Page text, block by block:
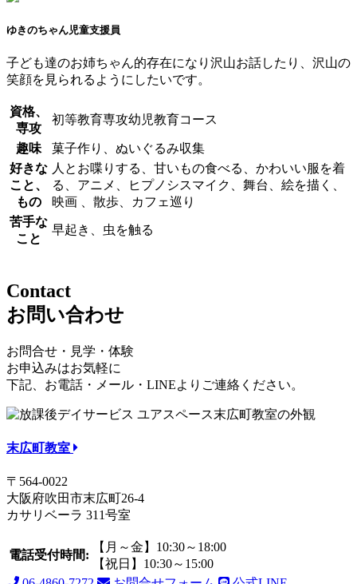
ゆきのちゃん児童支援員
子ども達のお姉ちゃん的存在になり沢山お話したり、沢山の
笑顔を見られるようにしたいです。
資格、
専攻
初等教育専攻幼児教育コース
趣味
菓子作り、ぬいぐるみ収集
好きな
こと、
もの
人とお喋りする、甘いもの食べる、かわいい服を着
る、アニメ、ヒプノシスマイク、舞台、絵を描く、
映画 、散歩、カフェ巡り
苦手な
こと
早起き、虫を触る
Contact
お問い合わせ
お問合せ・見学・体験
お申込みはお気軽に
下記、お電話・メール・LINEよりご連絡ください。
末広町教室
〒564-0022
大阪府吹田市末広町26-4
カサリベーラ 311号室
電話受付時間:
【月～金】10:30～18:00
【祝日】10:30～15:00